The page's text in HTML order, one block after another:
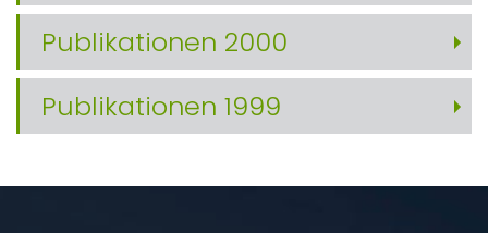
Publikationen 2000
Publikationen 1999